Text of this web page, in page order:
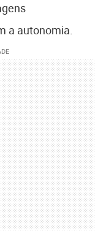
a autonomia.